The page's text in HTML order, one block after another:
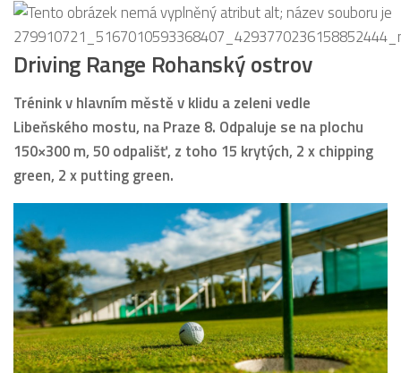
Driving Range Rohanský ostrov
Trénink v hlavním městě v klidu a zeleni vedle
Libeňského mostu, na Praze 8. Odpaluje se na plochu
150×300 m, 50 odpališť, z toho 15 krytých, 2 x chipping
green, 2 x putting green.